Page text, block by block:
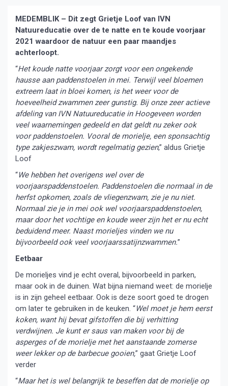
MEDEMBLIK – Dit zegt Grietje Loof van IVN
Natuureducatie over de te natte en te koude voorjaar
2021 waardoor de natuur een paar maandjes
achterloopt.
“Het koude natte voorjaar zorgt voor een ongekende
hausse aan paddenstoelen in mei. Terwijl veel bloemen
extreem laat in bloei komen, is het weer voor de
hoeveelheid zwammen zeer gunstig. Bij onze zeer actieve
afdeling van IVN Natuureducatie in Hoogeveen worden
veel waarnemingen gedeeld en dat geldt nu zeker ook
voor paddenstoelen. Vooral de morielje, een sponsachtig
type zakjeszwam, wordt regelmatig gezien,” aldus Grietje
Loof
“We hebben het overigens wel over de
voorjaarspaddenstoelen. Paddenstoelen die normaal in de
herfst opkomen, zoals de vliegenzwam, zie je nu niet.
Normaal zie je in mei ook wel voorjaarspaddenstoelen,
maar door het vochtige en koude weer zijn het er nu echt
beduidend meer. Naast morieljes vinden we nu
bijvoorbeeld ook veel voorjaarssatijnzwammen.”
Eetbaar
De morieljes vind je echt overal, bijvoorbeeld in parken,
maar ook in de duinen. Wat bijna niemand weet: de morielje
is in zijn geheel eetbaar. Ook is deze soort goed te drogen
om later te gebruiken in de keuken. “Wel moet je hem eerst
koken, want hij bevat gifstoffen die bij verhitting
verdwijnen. Je kunt er saus van maken voor bij de
asperges of de morielje met het aanstaande zomerse
weer lekker op de barbecue gooien,” gaat Grietje Loof
verder
“Maar het is wel belangrijk te beseffen dat de morielje op